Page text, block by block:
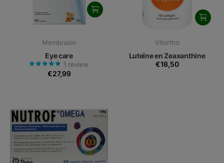
Membrasin
Eye care
1 review
€27,99
Vitortho
Luteïne en Zeaxanthine
€18,50